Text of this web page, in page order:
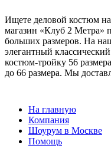
Ищете деловой костюм
магазин «Клуб 2 Метра»
больших размеров. На
элегантный
костюм-тройку 56
до 66 размера. Мы
На главную
Компания
Шоурум в Москве
Помощь